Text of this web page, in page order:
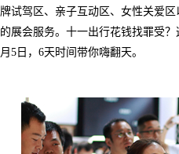
试驾区、亲子互动区、女性关爱
展会服务。十一出行花钱找罪受
5日，6天时间带你嗨翻天。